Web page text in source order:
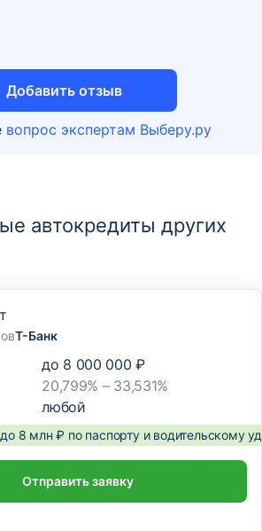
Добавить отзыв
вопрос экспертам Выберу.ру
автокредиты других
Т-Банк
до 8 000 000 ₽
20,799% – 33,531%
любой
до 8 млн ₽ по паспорту и водительскому
Отправить заявку